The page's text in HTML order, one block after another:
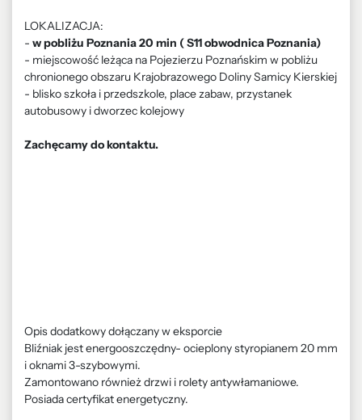
LOKALIZACJA:
- w pobliżu Poznania 20 min ( S11 obwodnica Poznania)
- miejscowość leżąca na Pojezierzu Poznańskim w pobliżu
chronionego obszaru Krajobrazowego Doliny Samicy Kierskiej
- blisko szkoła i przedszkole, place zabaw, przystanek
autobusowy i dworzec kolejowy
Zachęcamy do kontaktu.
Opis dodatkowy dołączany w eksporcie
Bliźniak jest energooszczędny- ocieplony styropianem 20 mm
i oknami 3-szybowymi.
Zamontowano również drzwi i rolety antywłamaniowe.
Posiada certyfikat energetyczny.